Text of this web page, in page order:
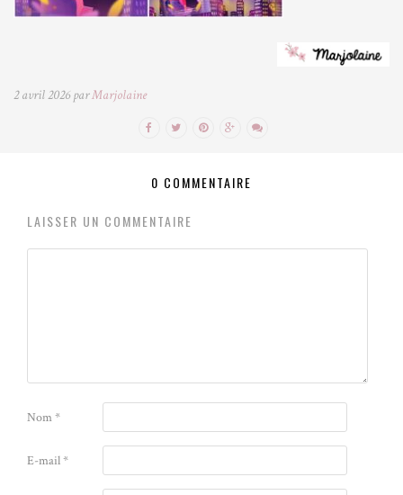
2 avril 2026 parMarjolaine
0 COMMENTAIRE
LAISSER UN COMMENTAIRE
Nom*
E-mail*